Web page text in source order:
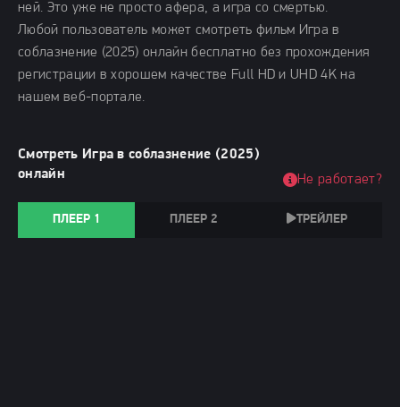
ней. Это уже не просто афера, а игра со смертью.
Любой пользователь может смотреть фильм Игра в
соблазнение (2025) онлайн бесплатно без прохождения
регистрации в хорошем качестве Full HD и UHD 4K на
нашем веб-портале.
Смотреть Игра в соблазнение (2025)
онлайн
ПЛЕЕР 1 ПЛЕЕР 2 ТРЕЙЛЕР
Не работает?